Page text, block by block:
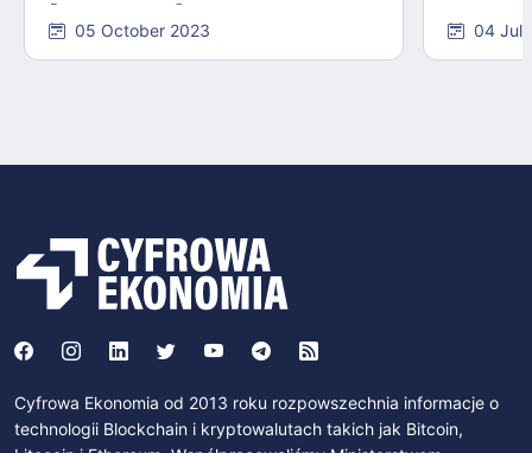
05 October 2023 04
Cyfrowa Ekonomia od 2013 roku rozpowszechnia informacje o
technologii Blockchain i kryptowalutach takich jak Bitcoin,